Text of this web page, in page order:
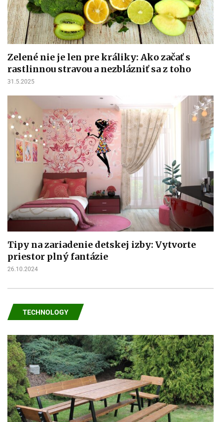
Zelené nie je len pre králiky: Ako začať s
rastlinnou stravou a nezblázniť sa z toho
31.5.2025
Tipy na zariadenie detskej izby: Vytvorte
priestor plný fantázie
26.10.2024
TECHNOLOGY